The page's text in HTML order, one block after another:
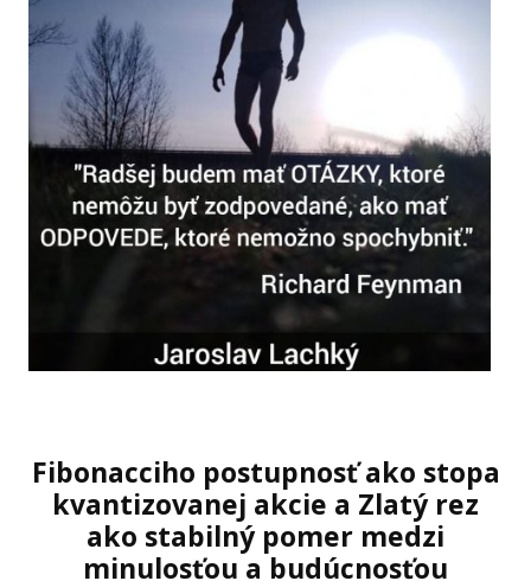
Fibonacciho postupnosť ako stopa
kvantizovanej akcie a Zlatý rez
ako stabilný pomer medzi
minulosťou a budúcnosťou